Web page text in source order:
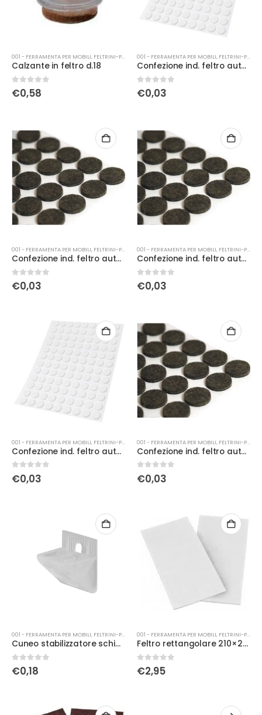
001 - FERRAMENTA PER MOBILI, FELTRINI-PATTINI
Calzante in feltro d.18
0Su 5
€0,58
001 - FERRAMENTA PER MOBILI, FELTRINI-PATTINI
Confezione ind. feltro autoad. Ø18 bianco
0Su 5
€0,03
001 - FERRAMENTA PER MOBILI, FELTRINI-PATTINI
Confezione ind. feltro autoad. Ø18 marrone
0Su 5
€0,03
001 - FERRAMENTA PER MOBILI, FELTRINI-PATTINI
Confezione ind. feltro autoad. Ø20 marrone
0Su 5
€0,03
001 - FERRAMENTA PER MOBILI, FELTRINI-PATTINI
Confezione ind. feltro autoad. Ø22 bianco
0Su 5
€0,03
001 - FERRAMENTA PER MOBILI, FELTRINI-PATTINI
Confezione ind. feltro autoad. Ø22 marrone
0Su 5
€0,03
001 - FERRAMENTA PER MOBILI, FELTRINI-PATTINI
Cuneo stabilizzatore schienale mobili
0Su 5
€0,18
001 - FERRAMENTA PER MOBILI, FELTRINI-PATTINI
Feltro rettangolare 210×297 bianco
0Su 5
€2,95